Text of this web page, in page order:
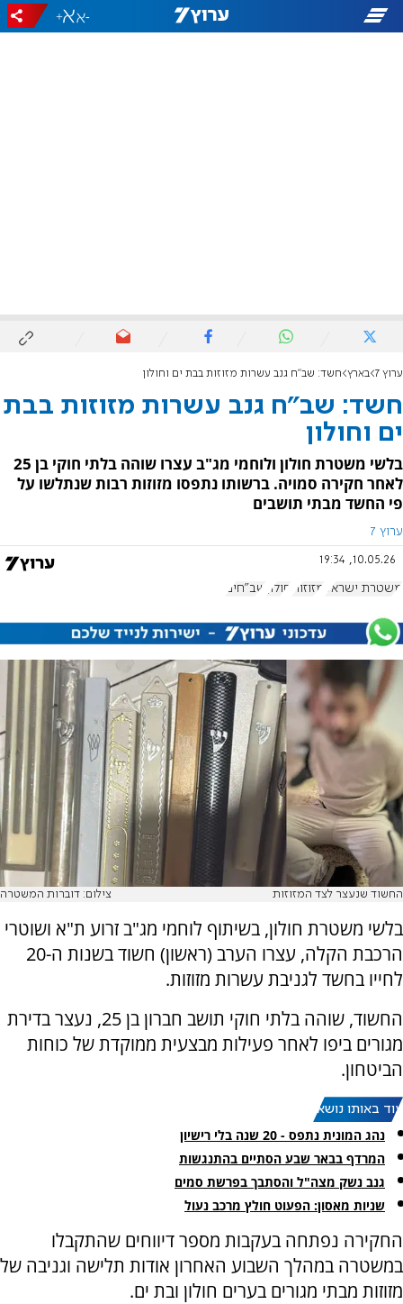
-
+
ערוץ 7 בארץ חשד: שב"ח גנב עשרות מזוזות בבת ים וחולון
חשד: שב"ח גנב עשרות מזוזות בבת
ים וחולון
בלשי משטרת חולון ולוחמי מג"ב עצרו שוהה בלתי חוקי בן 25
לאחר חקירה סמויה. ברשותו נתפסו מזוזות רבות שנתלשו על
פי החשד מבתי תושבים
ערוץ 7
10.05.26, 19:34
משטרת ישראל מזוזות חולון שב"חים
החשוד שנעצר לצד המזוזות צילום: דוברות המשטרה
בלשי משטרת חולון, בשיתוף לוחמי מג"ב זרוע ת"א ושוטרי
הרכבת הקלה, עצרו הערב (ראשון) חשוד בשנות ה-20
לחייו בחשד לגניבת עשרות מזוזות.
החשוד, שוהה בלתי חוקי תושב חברון בן 25, נעצר בדירת
מגורים ביפו לאחר פעילות מבצעית ממוקדת של כוחות
הביטחון.
עוד באותו נושא:
נהג המונית נתפס - 20 שנה בלי רישיון
המרדף בבאר שבע הסתיים בהתנגשות
גנב נשק מצה"ל והסתבך בפרשת סמים
שניות מאסון: הפעוט חולץ מרכב נעול
החקירה נפתחה בעקבות מספר דיווחים שהתקבלו
במשטרה במהלך השבוע האחרון אודות תלישה וגניבה של
מזוזות מבתי מגורים בערים חולון ובת ים.